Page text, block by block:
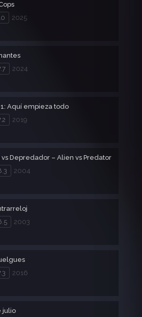
2025
2024
Aquí empieza todo
2019
Depredador – Alien vs Predator
2004
2003
2016
julio